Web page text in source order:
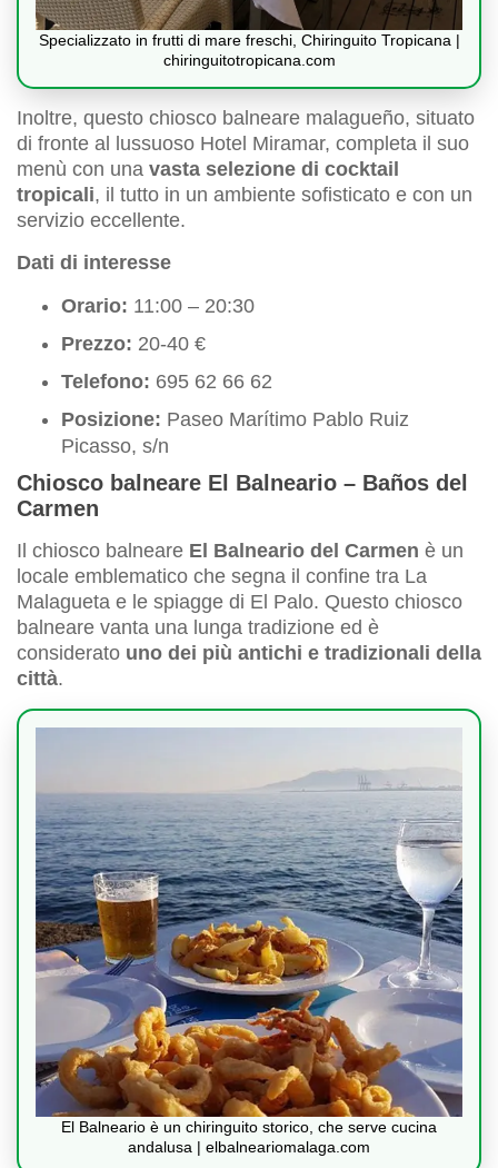
Specializzato in frutti di mare freschi, Chiringuito Tropicana |
chiringuitotropicana.com
Inoltre, questo chiosco balneare malagueño, situato
di fronte al lussuoso Hotel Miramar, completa il suo
menù con una vasta selezione di cocktail
tropicali, il tutto in un ambiente sofisticato e con un
servizio eccellente.
Dati di interesse
Orario: 11:00 – 20:30
Prezzo: 20-40 €
Telefono: 695 62 66 62
Posizione: Paseo Marítimo Pablo Ruiz
Picasso, s/n
Chiosco balneare El Balneario – Baños del
Carmen
Il chiosco balneare El Balneario del Carmen è un
locale emblematico che segna il confine tra La
Malagueta e le spiagge di El Palo. Questo chiosco
balneare vanta una lunga tradizione ed è
considerato uno dei più antichi e tradizionali della
città.
El Balneario è un chiringuito storico, che serve cucina
andalusa | elbalneariomalaga.com